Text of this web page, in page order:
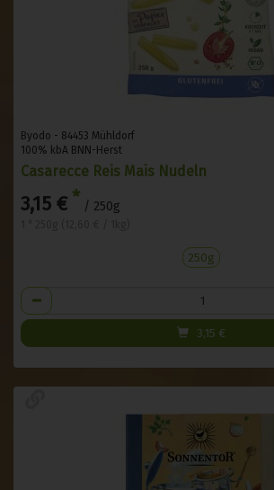
Byodo - 84453 Mühldorf
100% kbA BNN-Herst
Casarecce Reis Mais Nudeln
3,15 € * / 250g
250g
Anzahl
3,15 €